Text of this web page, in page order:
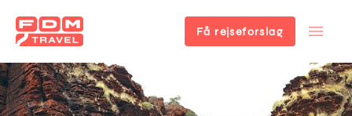
Gå
til
hovedindhold
Få rejseforslag